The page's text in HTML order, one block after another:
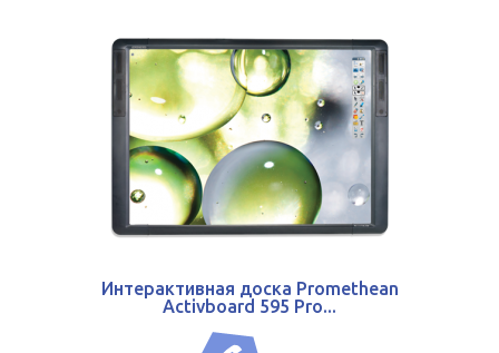
Интерактивная доска Promethean
Activboard 595 Pro...